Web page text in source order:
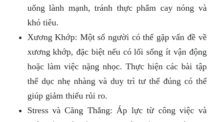
uống lành mạnh, tránh thực phẩm cay nóng và
khó tiêu.
Xương Khớp: Một số người có thể gặp vấn đề về
xương khớp, đặc biệt nếu có lối sống ít vận động
hoặc làm việc nặng nhọc. Thực hiện các bài tập
thể dục nhẹ nhàng và duy trì tư thế đúng có thể
giúp giảm thiểu rủi ro.
Stress và Căng Thẳng: Áp lực từ công việc và